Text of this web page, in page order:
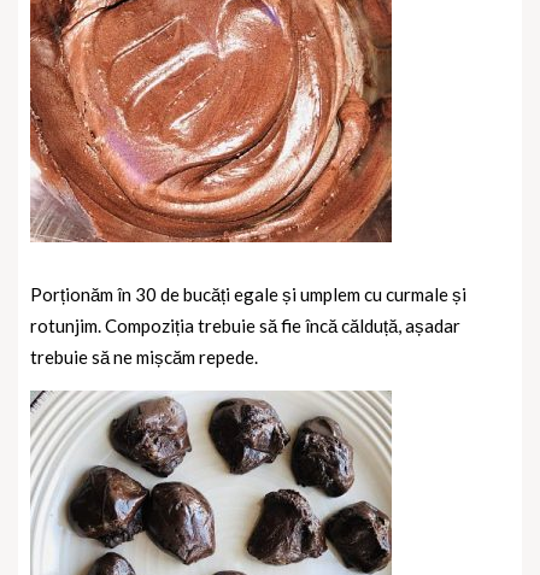
Porționăm în 30 de bucăți egale și umplem cu curmale și
rotunjim. Compoziția trebuie să fie încă călduță, așadar
trebuie să ne mișcăm repede.